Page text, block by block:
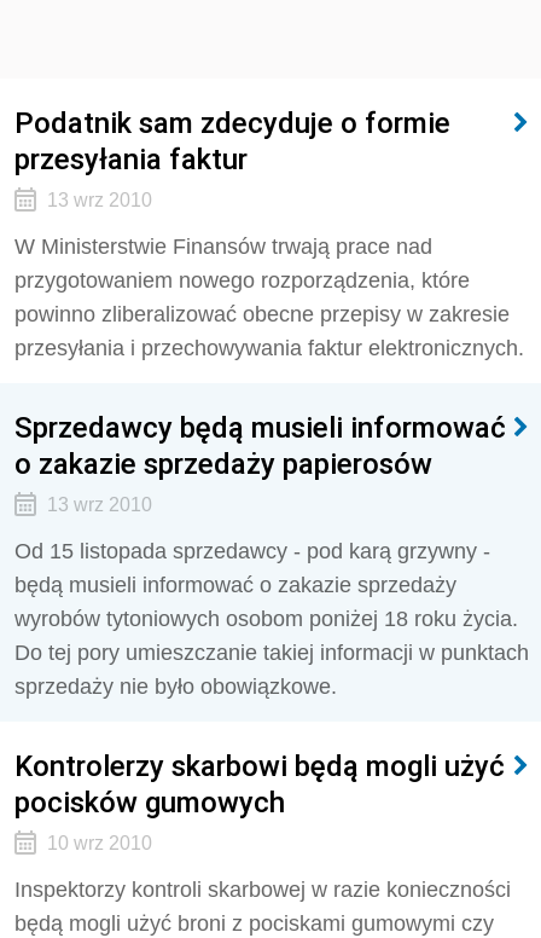
Podatnik sam zdecyduje o formie
przesyłania faktur
13 wrz 2010
W Ministerstwie Finansów trwają prace nad
przygotowaniem nowego rozporządzenia, które
powinno zliberalizować obecne przepisy w zakresie
przesyłania i przechowywania faktur elektronicznych.
Sprzedawcy będą musieli informować
o zakazie sprzedaży papierosów
13 wrz 2010
Od 15 listopada sprzedawcy - pod karą grzywny -
będą musieli informować o zakazie sprzedaży
wyrobów tytoniowych osobom poniżej 18 roku życia.
Do tej pory umieszczanie takiej informacji w punktach
sprzedaży nie było obowiązkowe.
Kontrolerzy skarbowi będą mogli użyć
pocisków gumowych
10 wrz 2010
Inspektorzy kontroli skarbowej w razie konieczności
będą mogli użyć broni z pociskami gumowymi czy